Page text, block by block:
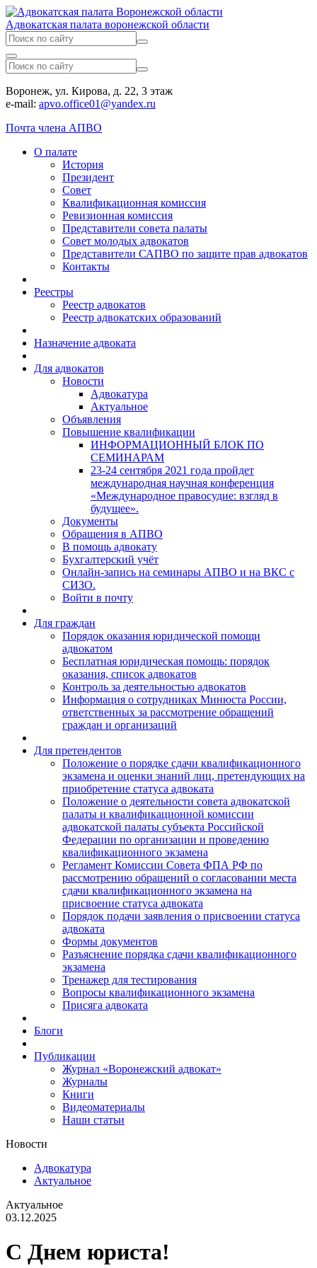
Адвокатская палата воронежской области
Воронеж, ул. Кирова, д. 22, 3 этаж
e-mail: apvo.office01@yandex.ru
Почта члена АПВО
О палате
История
Президент
Совет
Квалификационная комиссия
Ревизионная комиссия
Представители совета палаты
Совет молодых адвокатов
Представители САПВО по защите прав адвокатов
Контакты
Реестры
Реестр адвокатов
Реестр адвокатских образований
Назначение адвоката
Для адвокатов
Новости
Адвокатура
Актуальное
Объявления
Повышение квалификации
ИНФОРМАЦИОННЫЙ БЛОК ПО
СЕМИНАРАМ
23-24 сентября 2021 года пройдет
международная научная конференция
«Международное правосудие: взгляд в
будущее».
Документы
Обращения в АПВО
В помощь адвокату
Бухгалтерский учёт
Онлайн-запись на семинары АПВО и на ВКС с
СИЗО.
Войти в почту
Для граждан
Порядок оказания юридической помощи
адвокатом
Бесплатная юридическая помощь: порядок
оказания, список адвокатов
Контроль за деятельностью адвокатов
Информация о сотрудниках Минюста России,
ответственных за рассмотрение обращений
граждан и организаций
Для претендентов
Положение о порядке сдачи квалификационного
экзамена и оценки знаний лиц, претендующих на
приобретение статуса адвоката
Положение о деятельности совета адвокатской
палаты и квалификационной комиссии
адвокатской палаты субъекта Российской
Федерации по организации и проведению
квалификационного экзамена
Регламент Комиссии Совета ФПА РФ по
рассмотрению обращений о согласовании места
сдачи квалификационного экзамена на
присвоение статуса адвоката
Порядок подачи заявления о присвоении статуса
адвоката
Формы документов
Разъяснение порядка сдачи квалификационного
экзамена
Тренажер для тестирования
Вопросы квалификационного экзамена
Присяга адвоката
Блоги
Публикации
Журнал «Воронежский адвокат»
Журналы
Книги
Видеоматериалы
Наши статьи
Новости
Адвокатура
Актуальное
Актуальное
03.12.2025
С Днем юриста!